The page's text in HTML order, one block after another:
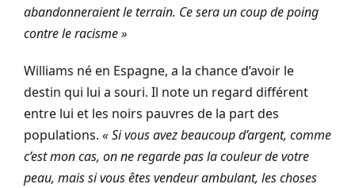
abandonneraient le terrain. Ce sera un coup de poing
contre le racisme »
Williams né en Espagne, a la chance d’avoir le
destin qui lui a souri. Il note un regard différent
entre lui et les noirs pauvres de la part des
populations. « Si vous avez beaucoup d’argent, comme
c’est mon cas, on ne regarde pas la couleur de votre
peau, mais si vous êtes vendeur ambulant, les choses